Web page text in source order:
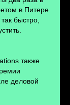
в Питере
быстро,
также
деловой